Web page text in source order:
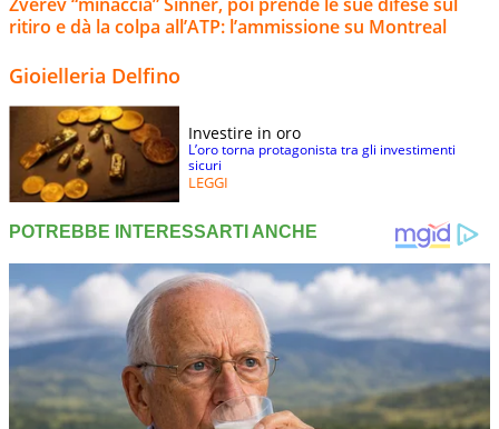
Zverev “minaccia” Sinner, poi prende le sue difese sul
ritiro e dà la colpa all’ATP: l’ammissione su Montreal
Gioielleria Delfino
Investire in oro
L’oro torna protagonista tra gli investimenti
sicuri
LEGGI